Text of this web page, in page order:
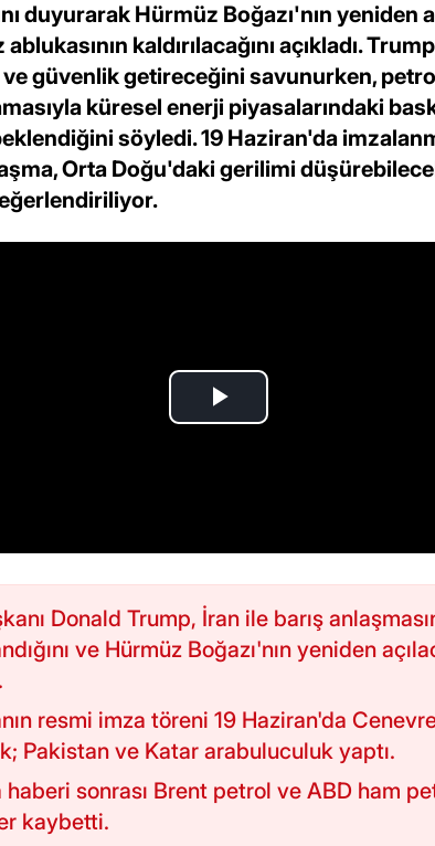
duyurarak Hürmüz Boğazı'nın yeniden
kaldırılacağını açıkladı.
ve güvenlik getireceğini savunurken,
küresel enerji piyasalarındaki
söyledi. 19 Haziran'da
Orta Doğu'daki gerilimi
Donald Trump, İran ile barış
ve Hürmüz Boğazı'nın yeniden
resmi imza töreni 19 Haziran'da
Pakistan ve Katar arabuluculuk yaptı.
haberi sonrası Brent petrol ve ABD ham
kaybetti.